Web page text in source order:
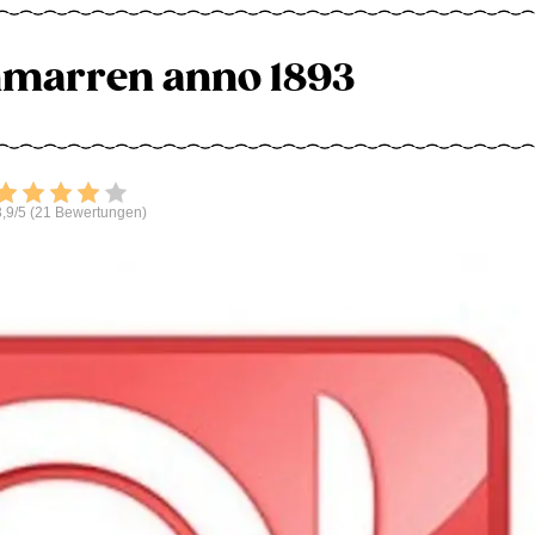
anno 1893
Bewerten
5 (21 Bewertungen)